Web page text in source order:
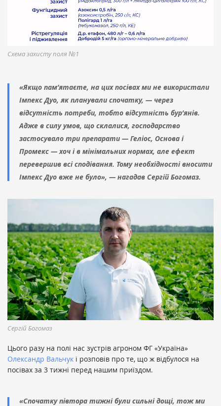
Схема захисту поля №1
«Якщо пам’ятаєте, на цих посівах ми не використали
Імпекс Дуо, як планували спочатку, — через
відсутність потреби, тобто відсутність бур’янів.
Адже в силу умов, що склалися, господарство
застосувало три препарати — Геліос, Основа і
Промекс — хоч і в мінімальних нормах, але ефект
перевершив всі сподівання. Тому необхідності вносити
Імпекс Дуо вже не було», — нагадав Сергій Богомаз.
Сергій Богомаз
Цього разу на полі нас зустрів агроном ФГ «Україна»
Олександр Вальчук і розповів про те, що ж відбулося на
посівах за 3 тижні перед нашим приїздом.
«Спочатку півтора тижні були сильні дощі, тож ми